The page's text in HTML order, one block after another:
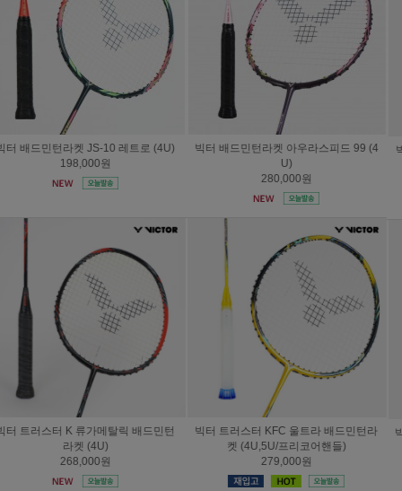
빅터 드라이브 X 12 배드민턴라켓 (4U/
프리코어핸들)
279,000원
빅터 라켓 아우라스피드 팬텀 F (4U/프
리코어핸들)
239,000원
빅터 배드민턴 라켓 제트스피드 T1 K (4
U/프리코어핸들)
158,000원
빅터 라켓 아우라스피드 100X 울트라
(4U/프리코어핸들)
279,000원